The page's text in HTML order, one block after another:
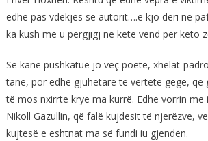
edhe pas vdekjes së autorit….e kjo deri në
ka kush me u përgjigj në këtë vend për këto
Se kanë pushkatue jo veç poetë, xhelat-
tanë, por edhe gjuhëtarë të vërtetë gegë, që
të mos nxirrte krye ma kurrë. Edhe vorrin me
Nikoll Gazullin, që falë kujdesit të njerëzve,
kujtesë e eshtnat ma së fundi iu gjendën.